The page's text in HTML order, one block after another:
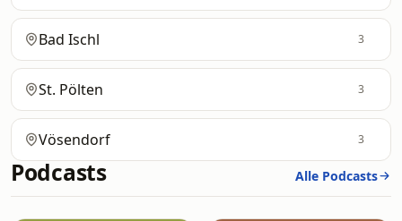
Bad Ischl 3
St. Pölten 3
Vösendorf 3
Podcasts Alle Podcasts